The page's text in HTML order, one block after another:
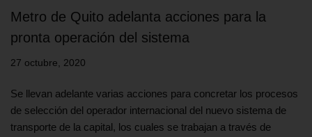
Metro de Quito adelanta acciones para la
pronta operación del sistema
27 octubre, 2020
Se llevan adelante varias acciones para concretar los procesos
de selección del operador internacional del nuevo sistema de
transporte de la capital, los cuales se trabajan a través de